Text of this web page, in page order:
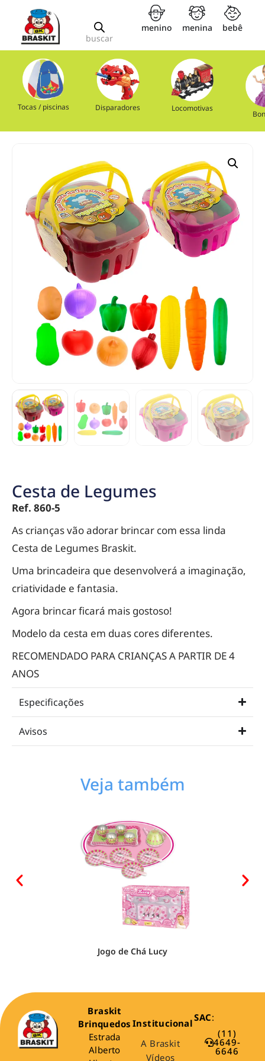
buscar
menino menina bebê
Tocas / piscinas Disparadores Locomotivas
Cesta de Legumes
Ref. 860-5
As crianças vão adorar brincar com essa linda
Cesta de Legumes Braskit.
Uma brincadeira que desenvolverá a imaginação,
criatividade e fantasia.
Agora brincar ficará mais gostoso!
Modelo da cesta em duas cores diferentes.
RECOMENDADO PARA CRIANÇAS A PARTIR DE 4
ANOS
Especificações
Avisos
Veja também
Jogo de Chá Lucy
Braskit
Brinquedos
Estrada
Alberto
Institucional
A Braskit
Vídeos
SAC:
(11)
4649-
6646